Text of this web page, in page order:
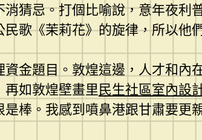
猜忌。打個比喻說，意年夜利
歌《茉莉花》的旋律，所以他
金題目。敦煌這邊，人才和內
如敦煌壁畫里民生社區室內設
棒。我感到噴鼻港跟甘肅要更